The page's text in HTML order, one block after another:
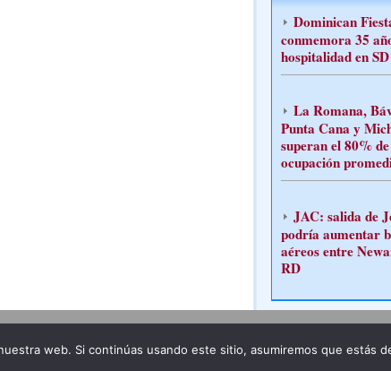
Dominican
conmemora 35
hospitalidad en SD
La Romana,
Punta Cana y
superan el 80% de
ocupación
JAC: salida de
podría aumentar
aéreos entre
RD
web. Si continúas usando este sitio, asumiremos que estás